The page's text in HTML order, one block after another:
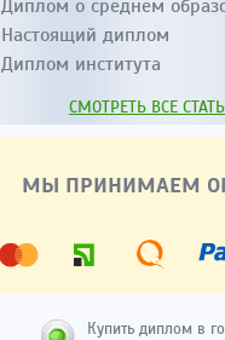
Диплом о среднем
Настоящий диплом
Диплом института
СМОТРЕТЬ ВСЕ
МЫ ПРИНИМАЕМ
Купить диплом в